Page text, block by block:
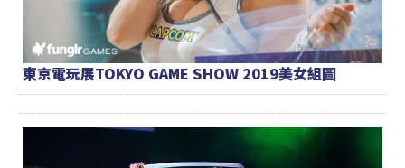
東京電玩展TOKYO GAME SHOW 2019美女組圖